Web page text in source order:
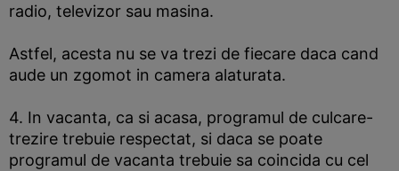
radio, televizor sau masina.
Astfel, acesta nu se va trezi de fiecare daca cand
aude un zgomot in camera alaturata.
4. In vacanta, ca si acasa, programul de culcare-
trezire trebuie respectat, si daca se poate
programul de vacanta trebuie sa coincida cu cel